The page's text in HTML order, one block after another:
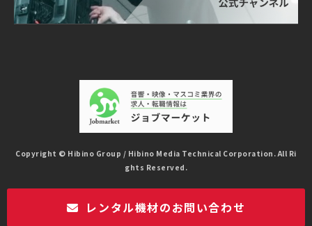
Copyright © Hibino Group / Hibino Media Technical Corporation. All Ri
ghts Reserved.
レンタル機材のお問い合わせ